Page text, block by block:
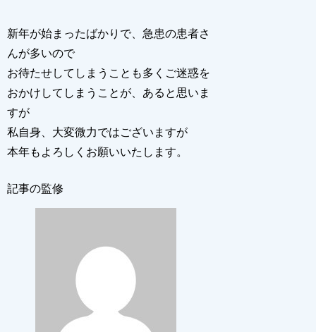
新年が始まったばかりで、急患の患者さ
んが多いので
お待たせしてしまうことも多くご迷惑を
おかけしてしまうことが、あると思いま
すが
私自身、大変微力ではございますが
本年もよろしくお願いいたします。
記事の監修